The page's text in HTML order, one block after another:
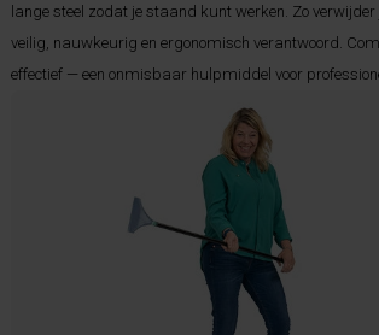
lange steel zodat je staand kunt werken. Zo verwijder
veilig, nauwkeurig en ergonomisch verantwoord.
effectief — een onmisbaar hulpmiddel voor